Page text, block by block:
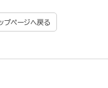
プページへ戻る